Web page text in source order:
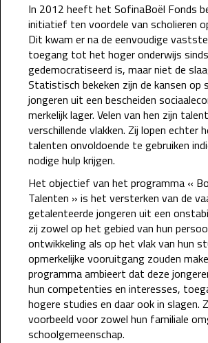
In 2012 heeft het SofinaBoël Fonds
initiatief ten voordele van scholieren
Dit kwam er na de eenvoudige
toegang tot het hoger onderwijs
gedemocratiseerd is, maar niet de
Statistisch bekeken zijn de kansen op
jongeren uit een bescheiden
merkelijk lager. Velen van hen zijn
verschillende vlakken. Zij lopen echter
talenten onvoldoende te gebruiken
nodige hulp krijgen.
Het objectief van het programma «
Talenten » is het versterken van de
getalenteerde jongeren uit een
zij zowel op het gebied van hun
ontwikkeling als op het vlak van hun
opmerkelijke vooruitgang zouden
programma ambieert dat deze
hun competenties en interesses,
hogere studies en daar ook in slagen.
voorbeeld voor zowel hun familiale
schoolgemeenschap.